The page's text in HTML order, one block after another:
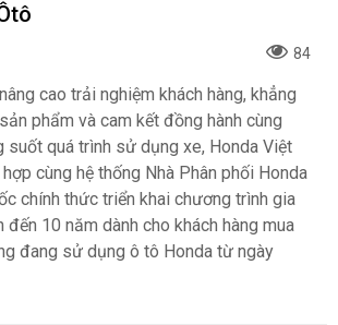
84
cao trải nghiệm khách hàng, khẳng
phẩm và cam kết đồng hành cùng
suốt quá trình sử dụng xe, Honda Việt
cùng hệ thống Nhà Phân phối Honda
chính thức triển khai chương trình gia
đến 10 năm dành cho khách hàng mua
đang sử dụng ô tô Honda từ ngày